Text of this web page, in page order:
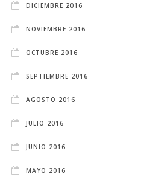
DICIEMBRE 2016
NOVIEMBRE 2016
OCTUBRE 2016
SEPTIEMBRE 2016
AGOSTO 2016
JULIO 2016
JUNIO 2016
MAYO 2016